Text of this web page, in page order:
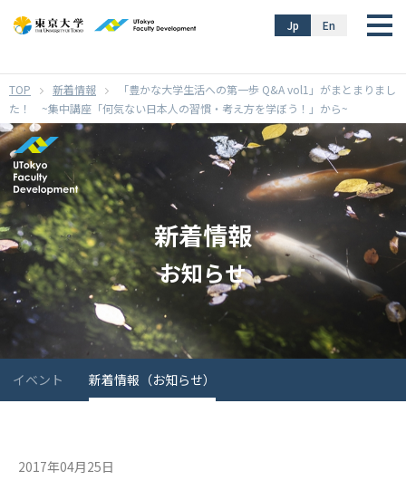
En
Jp
新着情報
「豊かな大学生活への第一歩 Q&A vol1」がまとまりまし
た！ ~集中講座「何気ない日本人の習慣・考え方を学ぼう！」から~
新着情報
お知らせ
イベント 新着情報（お知らせ）
2017年04月25日